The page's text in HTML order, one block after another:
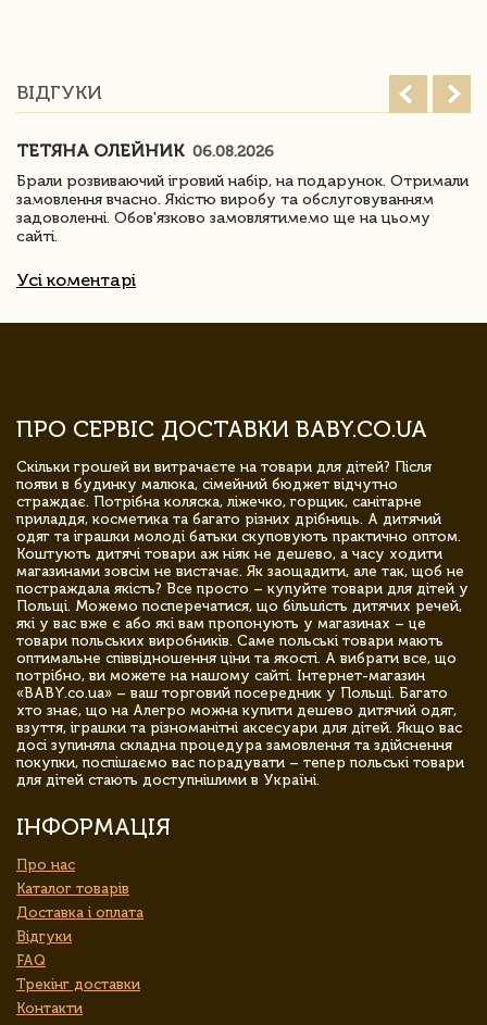
ВІДГУКИ
ТЕТЯНА ОЛЕЙНИК 06.08.2026
Брали розвиваючий ігровий набір, на подарунок. Отримали
замовлення вчасно. Якістю виробу та обслуговуванням
задоволенні. Обов'язково замовлятимемо ще на цьому
сайті.
Усі коментарі
ПРО СЕРВІС ДОСТАВКИ BABY.CO.UA
Скільки грошей ви витрачаєте на товари для дітей? Після
появи в будинку малюка, сімейний бюджет відчутно
страждає. Потрібна коляска, ліжечко, горщик, санітарне
приладдя, косметика та багато різних дрібниць. А дитячий
одяг та іграшки молоді батьки скуповують практично оптом.
Коштують дитячі товари аж ніяк не дешево, а часу ходити
магазинами зовсім не вистачає. Як заощадити, але так, щоб не
постраждала якість? Все просто – купуйте товари для дітей у
Польщі. Можемо посперечатися, що більшість дитячих речей,
які у вас вже є або які вам пропонують у магазинах – це
товари польських виробників. Саме польські товари мають
оптимальне співвідношення ціни та якості. А вибрати все, що
потрібно, ви можете на нашому сайті. Інтернет-магазин
«BABY.co.ua» – ваш торговий посередник у Польщі. Багато
хто знає, що на Алегро можна купити дешево дитячий одяг,
взуття, іграшки та різноманітні аксесуари для дітей. Якщо вас
досі зупиняла складна процедура замовлення та здійснення
покупки, поспішаємо вас порадувати – тепер польські товари
для дітей стають доступнішими в Україні.
ІНФОРМАЦІЯ
Про нас
Каталог товарів
Доставка і оплата
Відгуки
FAQ
Трекінг доставки
Контакти